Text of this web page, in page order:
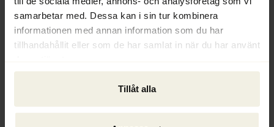
samarbetar med. Dessa kan i sin tur kombinera
informationen med annan information som du har
tillhandahållit eller som de har samlat in när du har använt
Tillåt alla
konkursförvaltare. Har det varit ett mål
sedan du började på Ackordscentralen?
Jag hade inte detta som ett uttryckligt mål
från början men det visade sig att de
höga krav på problemlösningsförmåga,
krävs särskild insikt och erfarenhet som